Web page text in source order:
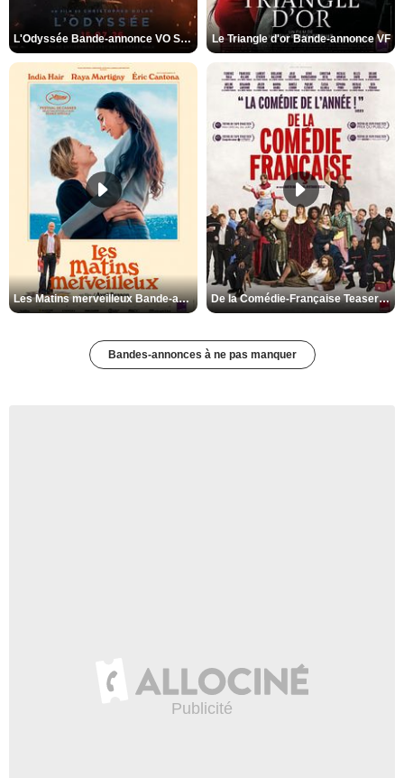
L'Odyssée Bande-annonce VO STFR Le Triangle d'or Bande-annonce VF
Les Matins merveilleux Bande-annonce VF De la Comédie-Française Teaser VF
Bandes-annonces à ne pas manquer